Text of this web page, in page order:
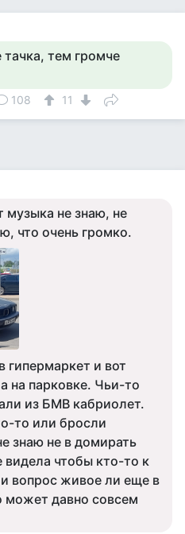
тем громче
108 11
музыка не знаю, не
что очень громко.
гипермаркет и вот
на парковке. Чьи-то
из БМВ кабриолет.
то или бросли
знаю не в домирать
видела чтобы кто-то к
вопрос живое ли еще в
может давно совсем